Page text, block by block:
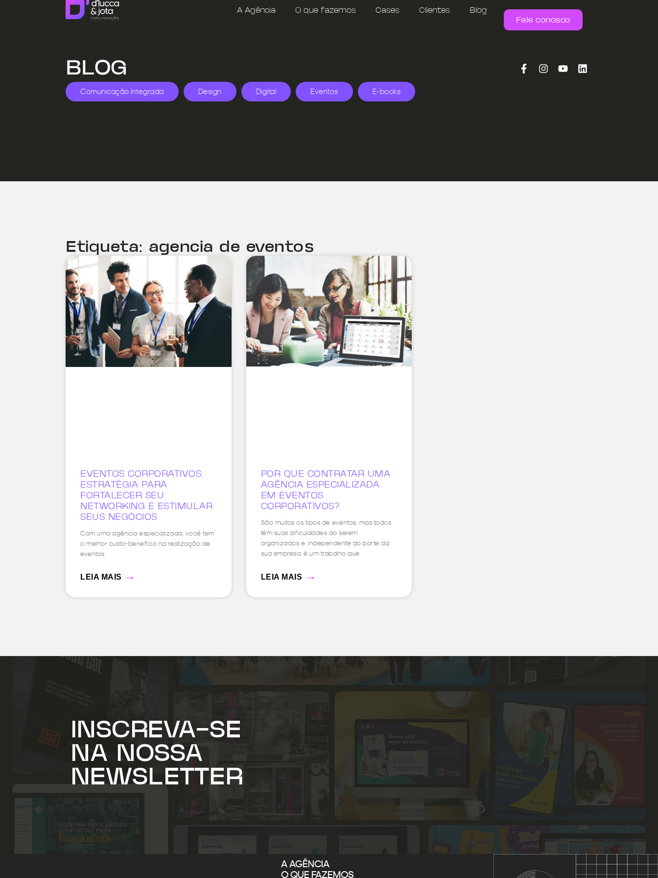
A Agência O que fazemos Cases Clientes
Blog
Fale conosco
BLOG
Comunicação Integrada Design Digital Eventos E-books
Etiqueta: agencia de eventos
EVENTOS CORPORATIVOS:
ESTRATÉGIA PARA
FORTALECER SEU
NETWORKING E ESTIMULAR
SEUS NEGÓCIOS
Com uma agência especializada, você tem
o melhor custo-benefício na realização de
eventos
LEIA MAIS →
POR QUE CONTRATAR UMA
AGÊNCIA ESPECIALIZADA
EM EVENTOS
CORPORATIVOS?
São muitos os tipos de eventos, mas todos
têm suas dificuldades ao serem
organizados e, independente do porte da
sua empresa, é um trabalho que
LEIA MAIS →
INSCREVA-SE
NA NOSSA
NEWSLETTER
A AGÊNCIA
O QUE FAZEMOS